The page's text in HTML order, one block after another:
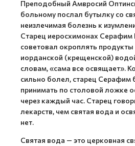
Преподобный Амвросий
больному послал бутылку со
неизлечимая болезнь к
Старец иеросхимонах Серафим
советовал окроплять
иорданской (крещенской)
словам, «сама все освящает».
сильно болел, старец Серафим
принимать по столовой ложке
через каждый час. Старец
лекарств, чем святая вода и
нет.
Святая вода — это церковная